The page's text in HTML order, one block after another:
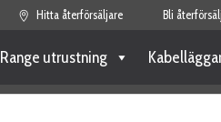
Hitta återförsäljare Bli
Range utrustning